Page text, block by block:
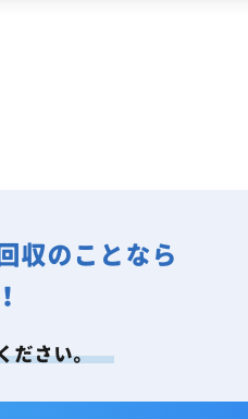
収のことなら
ださい。